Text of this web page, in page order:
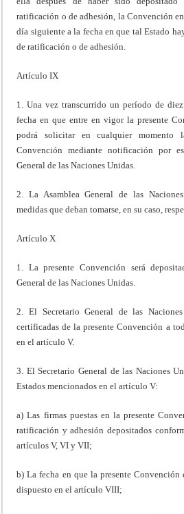
ratificación o de adhesión, la Convención
día siguiente a la fecha en que tal Estado
de ratificación o de adhesión.
Artículo IX
1. Una vez transcurrido un período de
fecha en que entre en vigor la presente
podrá solicitar en cualquier momento
Convención mediante notificación por
General de las Naciones Unidas.
2. La Asamblea General de las
medidas que deban tomarse, en su caso,
Artículo X
1. La presente Convención será
General de las Naciones Unidas.
2. El Secretario General de las
certificadas de la presente Convención a
en el artículo V.
3. El Secretario General de las Naciones
Estados mencionados en el artículo V:
a) Las firmas puestas en la presente
ratificación y adhesión depositados
artículos V, VI y VII;
b) La fecha en que la presente
dispuesto en el artículo VIII;